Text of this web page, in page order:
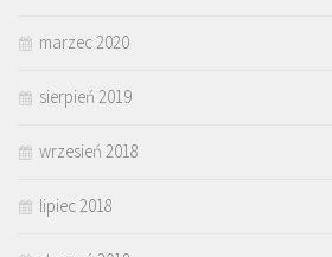
marzec 2020
sierpień 2019
wrzesień 2018
lipiec 2018